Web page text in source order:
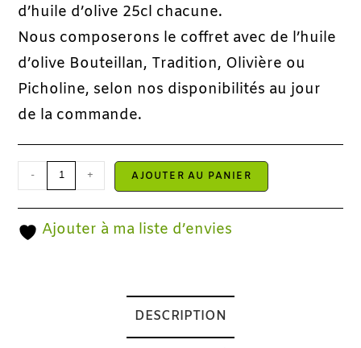
d’huile d’olive 25cl chacune.
Nous composerons le coffret avec de l’huile
d’olive Bouteillan, Tradition, Olivière ou
Picholine, selon nos disponibilités au jour
de la commande.
- + AJOUTER AU PANIER
Ajouter à ma liste d’envies
DESCRIPTION